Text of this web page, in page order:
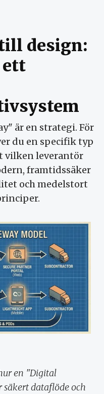
design:
är en strategi. För
du en specifik typ
vilken leverantör
framtidssäker
och medelstort
en "Digital
dataflöde och